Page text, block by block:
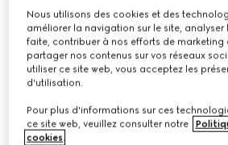
Nous utilisons des cookies et des
améliorer la navigation sur le site,
faite, contribuer à nos efforts de marketing
partager nos contenus sur vos réseaux
utiliser ce site web, vous acceptez les
d'utilisation.
Pour plus d'informations sur ces
ce site web, veuillez consulter notre
cookies.